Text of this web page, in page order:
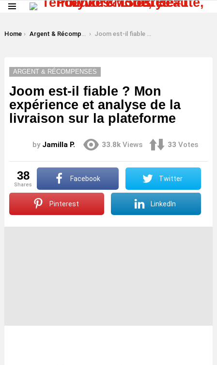
You are here:
Home Argent & Récompenses Joom est-il fiable ? Mon expérience et analyse de la livraison sur la plateforme
ARGENT & RÉCOMPENSES
Joom est-il fiable ? Mon
expérience et analyse de la
livraison sur la plateforme
by Jamilla P. 33.8k Views 33 Votes
38
shares
Facebook Twitter
Pinterest LinkedIn